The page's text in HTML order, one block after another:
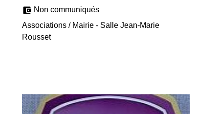
account_balance_wallet Non communiqués
Associations / Mairie - Salle Jean-Marie
Rousset